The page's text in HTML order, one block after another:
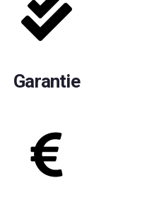
Garantie